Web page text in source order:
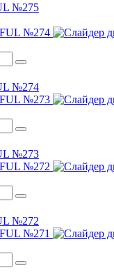
№275
№274
№273
№272